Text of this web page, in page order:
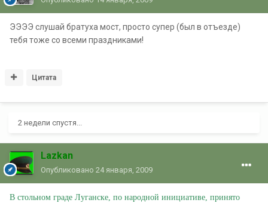
ЭЭЭЭ слушай братуха мост, просто супер (был в отъезде)
тебя тоже со всеми праздниками!
Цитата
2 недели спустя...
Lazkan
Опубликовано 24 января, 2009
В стольном граде Луганске, по народной инициативе, принято